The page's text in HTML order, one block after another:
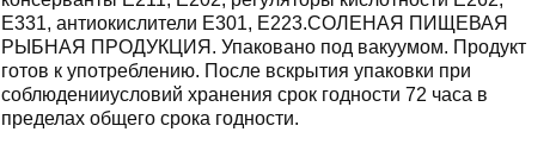
Е331, антиокислители Е301, Е223.СОЛЕНАЯ ПИЩЕВАЯ
РЫБНАЯ ПРОДУКЦИЯ. Упаковано под вакуумом. Продукт
готов к употреблению. После вскрытия упаковки при
соблюденииусловий хранения срок годности 72 часа в
пределах общего срока годности.